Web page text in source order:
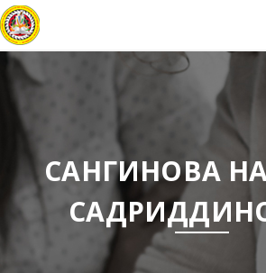
САНГИНОВА